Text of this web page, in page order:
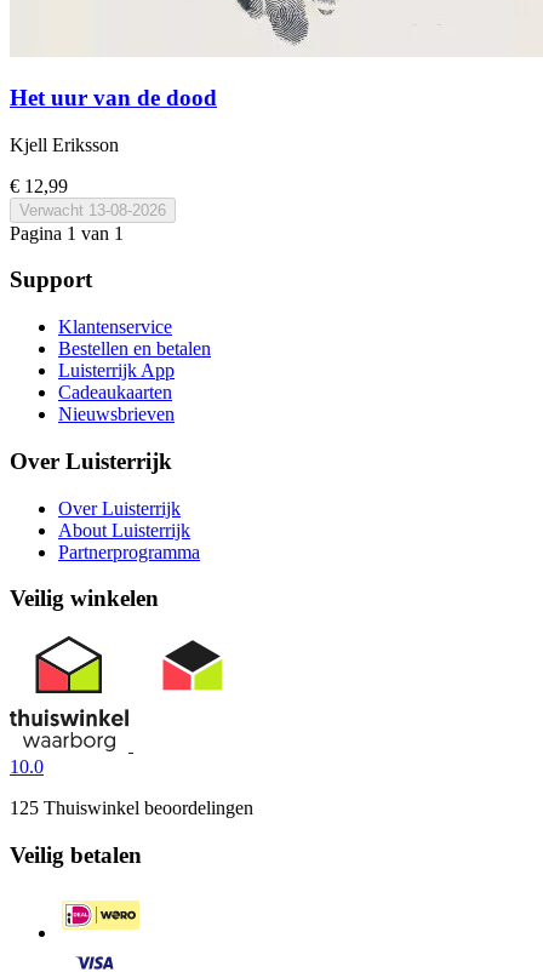
Het uur van de dood
Kjell Eriksson
€ 12,99
Verwacht 13-08-2026
Pagina 1 van 1
Support
Klantenservice
Bestellen en betalen
Luisterrijk App
Cadeaukaarten
Nieuwsbrieven
Over Luisterrijk
Over Luisterrijk
About Luisterrijk
Partnerprogramma
Veilig winkelen
10.0
125 Thuiswinkel beoordelingen
Veilig betalen